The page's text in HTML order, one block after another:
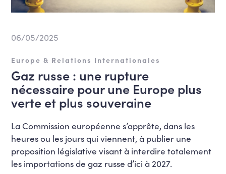
06/05/2025
Europe & Relations Internationales
Gaz russe : une rupture
nécessaire pour une Europe plus
verte et plus souveraine
La Commission européenne s’apprête, dans les
heures ou les jours qui viennent, à publier une
proposition législative visant à interdire totalement
les importations de gaz russe d’ici à 2027.